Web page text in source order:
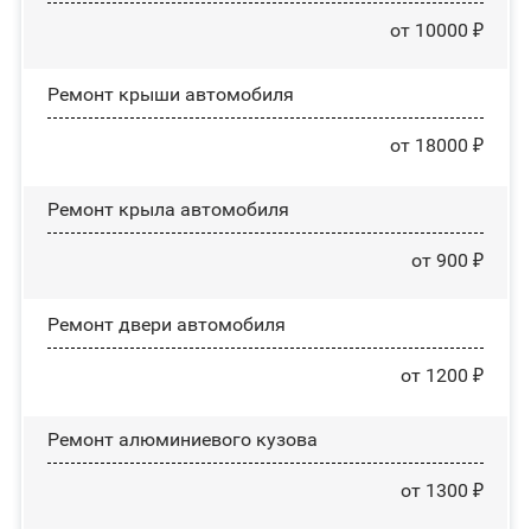
от 10000 ₽
Ремонт крыши автомобиля
от 18000 ₽
Ремонт крыла автомобиля
от 900 ₽
Ремонт двери автомобиля
от 1200 ₽
Ремонт алюминиевого кузова
от 1300 ₽